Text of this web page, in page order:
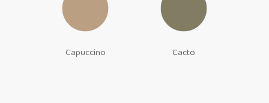
Capuccino Cacto